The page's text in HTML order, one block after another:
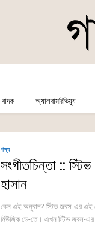
বাদক অ্যালবামরিভিয়্যু
গদ্য
সংগীতচিন্তা ::
হাসান
কেন এই অনুবাদ? স্টিভ জবস-এর এই
মিউজিক ডে-তে। এখন স্টিভ জবস-এর